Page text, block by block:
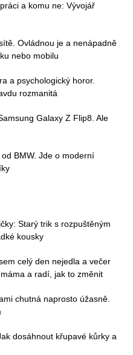
a komu ne: Vývojář
Ovládnou je a nenápadně
nebo mobilu
a psychologický horor.
rozmanitá
Galaxy Z Flip8. Ale
BMW. Jde o moderní
Starý trik s rozpuštěným
kousky
celý den nejedla a večer
a radí, jak to změnit
chutná naprosto úžasně.
dosáhnout křupavé kůrky a